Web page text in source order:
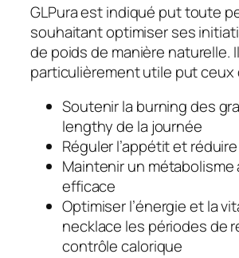
GLPura est indiqué put toute
souhaitant optimiser ses
de poids de manière naturelle.
particulièrement utile put ceux
Soutenir la burning des
lengthy de la journée
Réguler l’appétit et
Maintenir un
efficace
Optimiser l’énergie et la
necklace les périodes de
contrôle calorique